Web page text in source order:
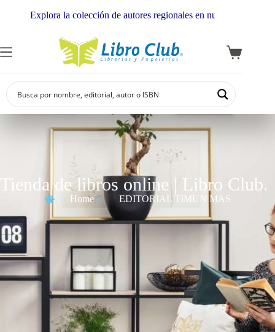
Explora la colección de autores regionales en nuestra librería
Tienda de libros online | Libro Club.
Home EDITORIAL TIMUN MAS